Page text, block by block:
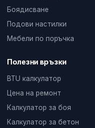
Боядисване
Подови настилки
Мебели по поръчка
Полезни връзки
BTU калкулатор
Цена на ремонт
Калкулатор за боя
Калкулатор за бетон